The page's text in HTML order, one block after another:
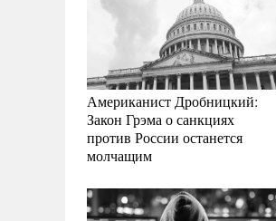
Американист Дробницкий:
Закон Грэма о санкциях
против России останется
молчащим